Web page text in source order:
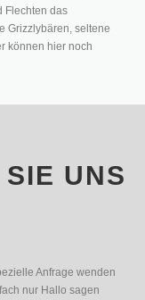
Flechten das
Grizzlybären, seltene
können hier noch
UNS
Anfrage wenden
nur Hallo sagen